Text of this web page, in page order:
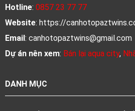
Hotline: 0857 23 77 77
Website: https://
Email : canhotopaztwins@gmail.com
Dự án nên xem: Bán lại aqua city,
DANH MỤC